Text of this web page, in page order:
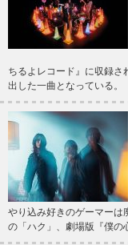
ちるよレコード』に収録さ
出した一曲となっている
やり込み好きのゲーマーは
の「ハク」、劇場版『僕